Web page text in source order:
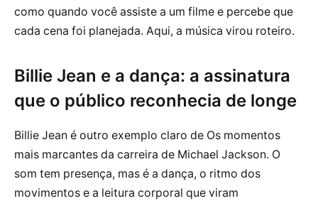
como quando você assiste a um filme e percebe que
cada cena foi planejada. Aqui, a música virou roteiro.
Billie Jean e a dança: a assinatura
que o público reconhecia de longe
Billie Jean é outro exemplo claro de Os momentos
mais marcantes da carreira de Michael Jackson. O
som tem presença, mas é a dança, o ritmo dos
movimentos e a leitura corporal que viram